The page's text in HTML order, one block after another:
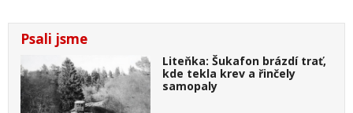
Psali jsme
Liteňka: Šukafon brázdí trať,
kde tekla krev a řinčely
samopaly